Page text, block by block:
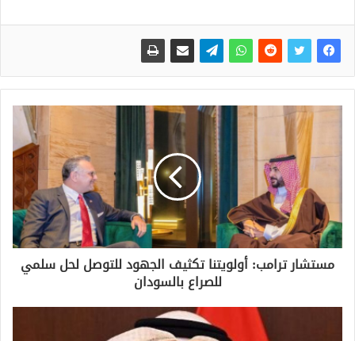
مستشار ترامب: أولويتنا تكثيف الجهود للتوصل لحل سلمي
للصراع بالسودان